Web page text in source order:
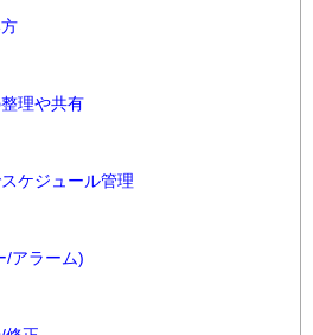
理や共有
ケジュール管理
/アラーム)